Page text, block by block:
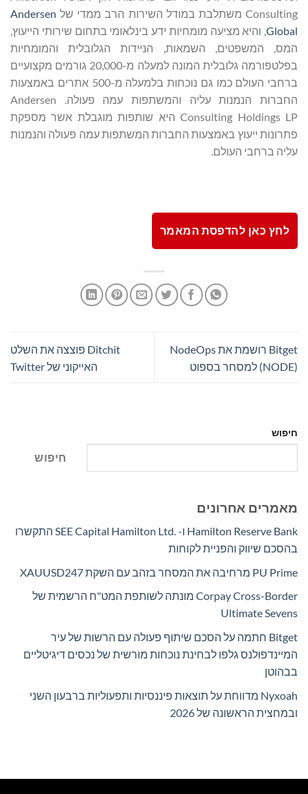
Consulting משתלבת במודל השירות הרב ממדי של
Andersen
Global, והיא מציעה מומחיות ידע בינלאומי בתחום שירותי הייעוץ,
המס, המשפטים, השמאות, הניידות הגלובלית והמומחיות
בפלטפורמה גלובלית המונה למעלה מ-20,000 גורמים מקצועיים
ברחבי העולם כמו גם נוכחות בלמעלה מ-500 אתרים באמצעות
החברות הנמנות עליה והמשתפות עמה פעולה. Andersen
Consulting Holdings LP היא שותפות מוגבלת אשר מספקת
פתרונות ייעוץ באמצעות החברות המשתפות עמה פעולה והנמנות
עליה ברחבי העולם.
לחץ כאן להדפסת המאמר
Bitget רושמת את NodeOps
(NODE) ​​למסחר בספוט
Ditchit פוצצה את השלט
האייקוני של Twitter
חיפוש
חיפוש
מאמרים אחרונים
Hamilton Reserve Bank ו- SEE Capital Hamilton Ltd.‎ התקשרו
בהסכם שיווק והפניית לקוחות
PU Prime מרחיבה את המסחר בזהב עם השקת XAUUSD247
Corpay Cross-Border מונתה לשותפת המט"ח הרשמית של
Ultimate Sevens
Bitget חתמה על הסכם שיתוף פעולה עם הרשות של עיר
המיינדפולנס גלפו לבחינת נוכחות מורשית של נכסים דיגיטליים
בבהוטן
Nyxoah מדווחת על תוצאות פיננסיות ותפעוליות ברבעון השני
ובמחצית הראשונה של 2026